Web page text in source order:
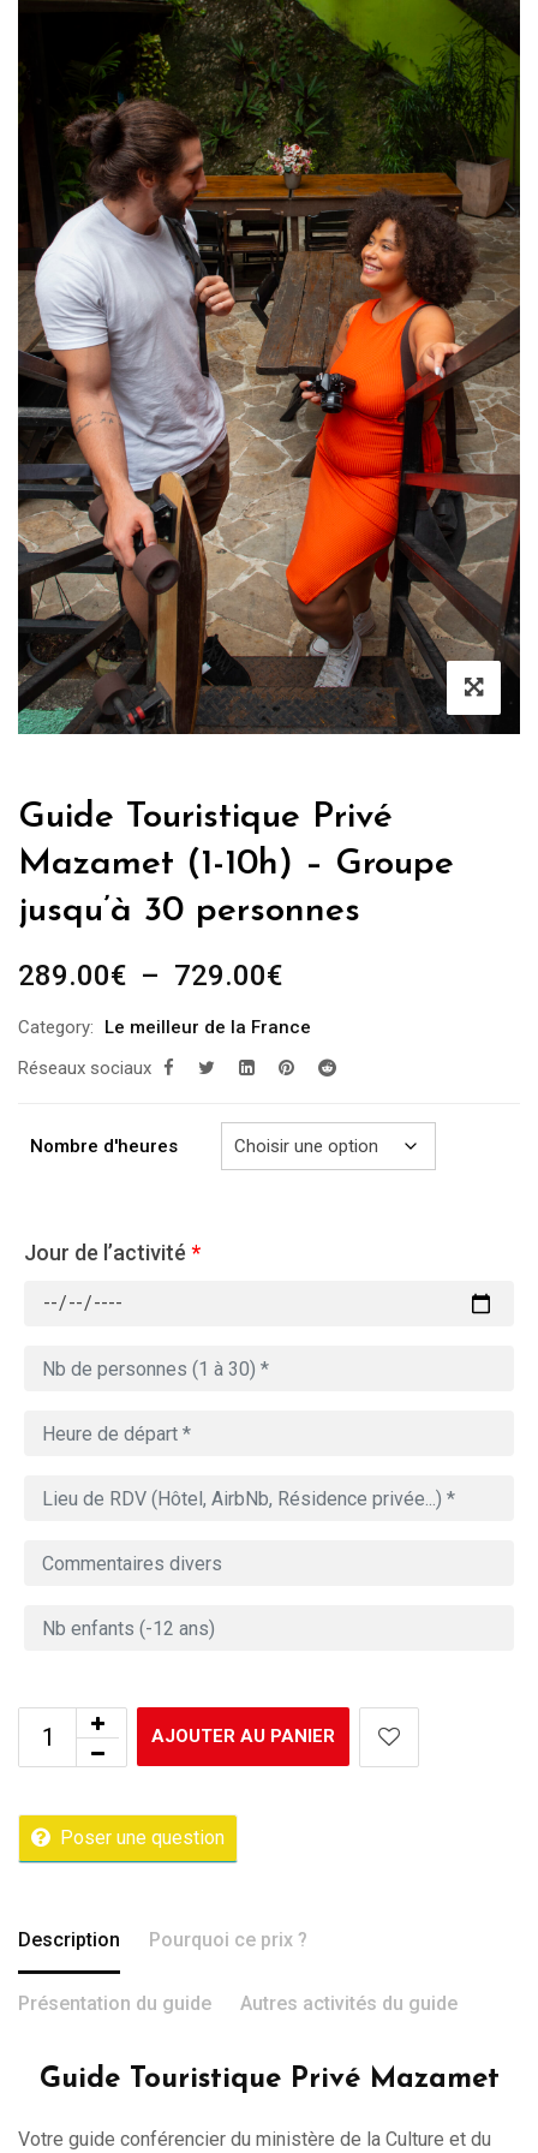
Guide Touristique Privé
Mazamet (1-10h) – Groupe
jusqu’à 30 personnes
289.00€ – 729.00€Plage
prix :
289.00€
729.00€
Category:
Le meilleur de la France
Réseaux sociaux
Nombre d'heures
Jour de l’activité *
AJOUTER AU PANIER
Poser une question
Description Pourquoi ce prix ?
Présentation du guide Autres activités du guide
Guide Touristique Privé Mazamet
Votre guide conférencier du ministère de la Culture et du